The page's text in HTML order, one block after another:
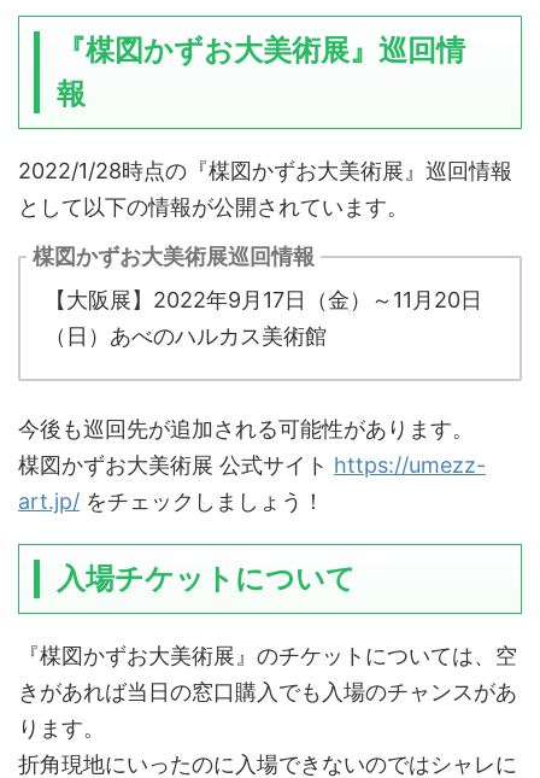
『楳図かずお大美術展』巡回情
報
2022/1/28時点の『楳図かずお大美術展』巡回情報
として以下の情報が公開されています。
楳図かずお大美術展巡回情報
【大阪展】2022年9月17日（金）～11月20日
（日）あべのハルカス美術館
今後も巡回先が追加される可能性があります。
楳図かずお大美術展 公式サイト https://umezz-
art.jp/ をチェックしましょう！
入場チケットについて
『楳図かずお大美術展』のチケットについては、空
きがあれば当日の窓口購入でも入場のチャンスがあ
ります。
折角現地にいったのに入場できないのではシャレに